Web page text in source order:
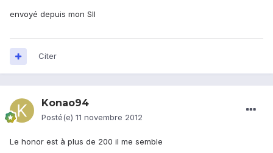
envoyé depuis mon SII
Citer
Konao94
Posté(e) 11 novembre 2012
Le honor est à plus de 200 il me semble